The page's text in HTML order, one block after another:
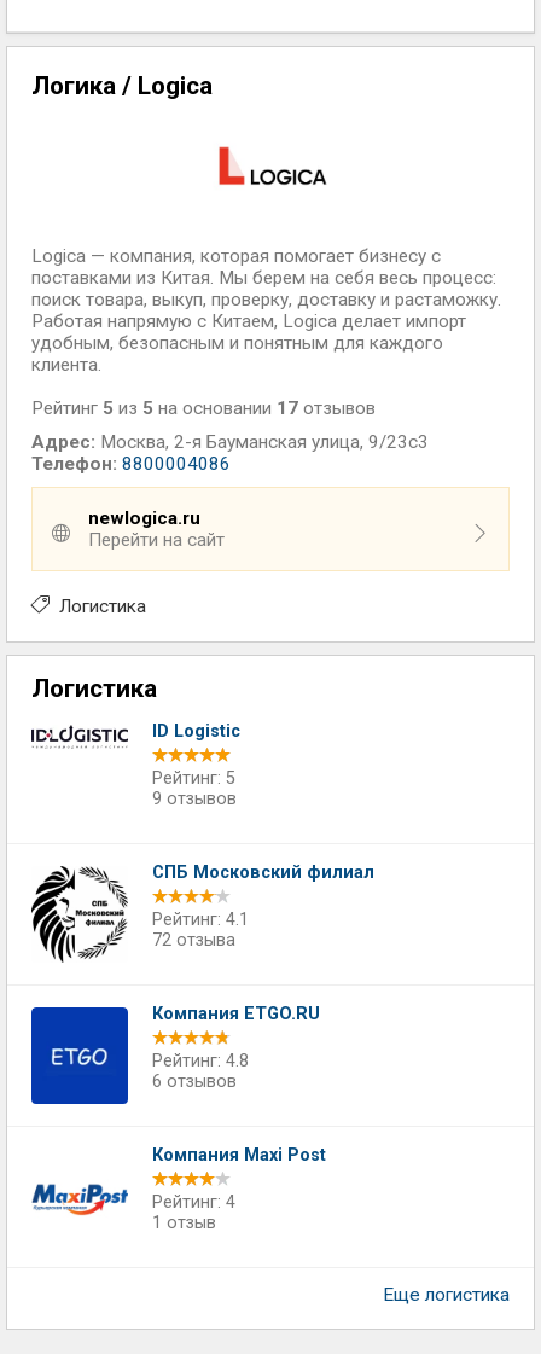
Логика / Logica
Logica — компания, которая помогает бизнесу с
поставками из Китая. Мы берем на себя весь процесс:
поиск товара, выкуп, проверку, доставку и растаможку.
Работая напрямую с Китаем, Logica делает импорт
удобным, безопасным и понятным для каждого
клиента.
Рейтинг 5 из 5 на основании 17 отзывов
Адрес: Москва, 2-я Бауманская улица, 9/23с3
Телефон: 8800004086
newlogica.ru
Перейти на сайт
Логистика
Логистика
ID Logistic
Рейтинг: 5
9 отзывов
СПБ Московский филиал
Рейтинг: 4.1
72 отзыва
Компания ETGO.RU
Рейтинг: 4.8
6 отзывов
Компания Maxi Post
Рейтинг: 4
1 отзыв
Еще логистика